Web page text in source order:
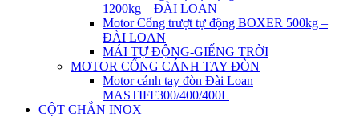
1200kg – ĐÀI LOAN
Motor Cổng trượt tự động BOXER 500kg –
ĐÀI LOAN
MÁI TỰ ĐỘNG-GIẾNG TRỜI
MOTOR CỔNG CÁNH TAY ĐÒN
Motor cánh tay đòn Đài Loan
MASTIFF300/400/400L
CỘT CHẮN INOX